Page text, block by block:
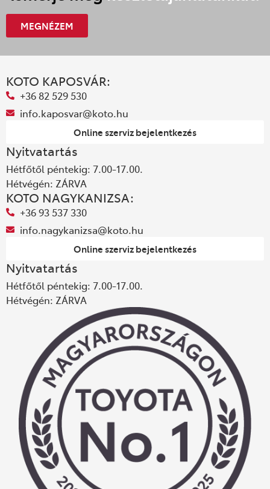
MEGNÉZEM
KOTO KAPOSVÁR:
+36 82 529 530
info.kaposvar@koto.hu
Online szerviz bejelentkezés
Nyitvatartás
Hétfőtől péntekig: 7.00-17.00.
Hétvégén: ZÁRVA
KOTO NAGYKANIZSA:
+36 93 537 330
info.nagykanizsa@koto.hu
Online szerviz bejelentkezés
Nyitvatartás
Hétfőtől péntekig: 7.00-17.00.
Hétvégén: ZÁRVA